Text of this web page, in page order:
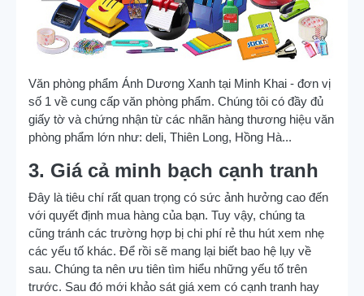
Văn phòng phẩm Ánh Dương Xanh tại Minh Khai - đơn vị
số 1 về cung cấp văn phòng phẩm. Chúng tôi có đầy đủ
giấy tờ và chứng nhận từ các nhãn hàng thương hiệu văn
phòng phẩm lớn như: deli, Thiên Long, Hồng Hà...
3. Giá cả minh bạch cạnh tranh
Đây là tiêu chí rất quan trọng có sức ảnh hưởng cao đến
với quyết định mua hàng của bạn. Tuy vậy, chúng ta
cũng tránh các trường hợp bị chi phí rẻ thu hút xem nhẹ
các yếu tố khác. Để rồi sẽ mang lại biết bao hệ lụy về
sau. Chúng ta nên ưu tiên tìm hiểu những yếu tố trên
trước. Sau đó mới khảo sát giá xem có cạnh tranh hay